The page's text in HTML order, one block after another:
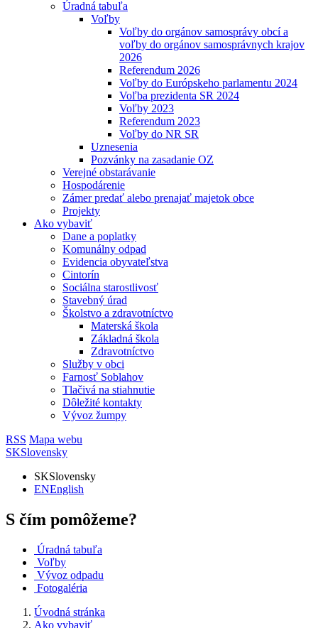
Úradná tabuľa
Voľby
Voľby do orgánov samosprávy obcí a
voľby do orgánov samosprávnych krajov
2026
Referendum 2026
Voľby do Európskeho parlamentu 2024
Voľba prezidenta SR 2024
Voľby 2023
Referendum 2023
Voľby do NR SR
Uznesenia
Pozvánky na zasadanie OZ
Verejné obstarávanie
Hospodárenie
Zámer predať alebo prenajať majetok obce
Projekty
Ako vybaviť
Dane a poplatky
Komunálny odpad
Evidencia obyvateľstva
Cintorín
Sociálna starostlivosť
Stavebný úrad
Školstvo a zdravotníctvo
Materská škola
Základná škola
Zdravotníctvo
Služby v obci
Farnosť Soblahov
Tlačivá na stiahnutie
Dôležité kontakty
Vývoz žumpy
RSS Mapa webu
SKSlovensky
SKSlovensky
ENEnglish
S čím pomôžeme?
Úradná tabuľa
Voľby
Vývoz odpadu
Fotogaléria
Úvodná stránka
Ako vybaviť